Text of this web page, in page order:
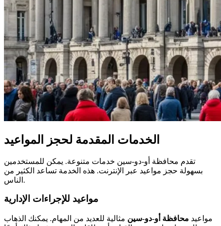
الخدمات المقدمة لحجز المواعيد
تقدم محافظة أو-دو-سين خدمات متنوعة. يمكن للمستخدمين
بسهولة حجز مواعيد عبر الإنترنت. هذه الخدمة تساعد الكثير من
الناس.
مواعيد للإجراءات الإدارية
مواعيد محافظة أو-دو-سين مثالية للعديد من المهام. يمكنك الذهاب